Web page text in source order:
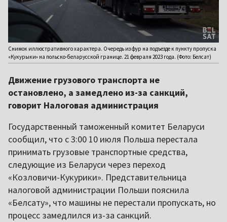
Снимок иллюстративного характера. Очередь из фур на подъезде к пункту пропуска
«Кукурыки» на польско-беларусской границе. 21 февраля 2023 года. (Фото: Белсат)
Движение грузового транспорта не
остановлено, а замедлено из-за санкций,
говорит Налоговая администрация
Государственный таможенный комитет Беларуси
сообщил, что с 3:00 10 июля Польша перестала
принимать грузовые транспортные средства,
следующие из Беларуси через переход
«Козловичи-Кукурики». Представительница
налоговой администрации Польши пояснила
«Белсату», что машины не перестали пропускать, но
процесс замедлился из-за санкций.